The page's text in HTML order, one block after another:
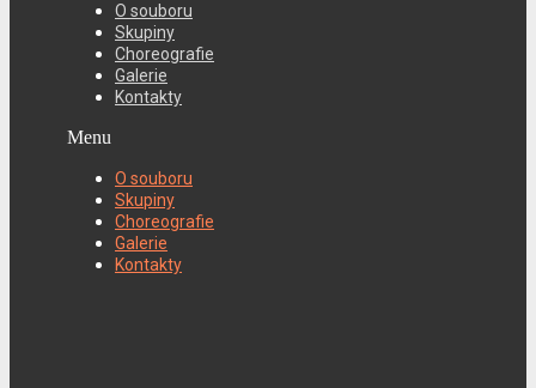
O souboru
Skupiny
Choreografie
Galerie
Kontakty
Menu
O souboru
Skupiny
Choreografie
Galerie
Kontakty